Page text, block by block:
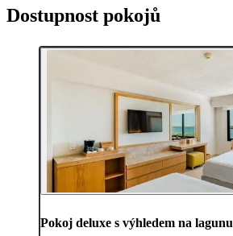
Dostupnost pokojů
Pokoj deluxe s výhledem na lagunu